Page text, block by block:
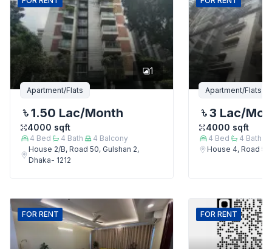
1
Apartment/Flats
1.50 Lac/Month
4000 sqft
4 Bed 4 Bath 4 Balcony
House 2/B, Road 50, Gulshan 2,
Dhaka- 1212
Apartment/Flats
3 Lac/
4000 sqft
4 Bed 4 Bath
House 4, Road
FOR RENT FOR RENT